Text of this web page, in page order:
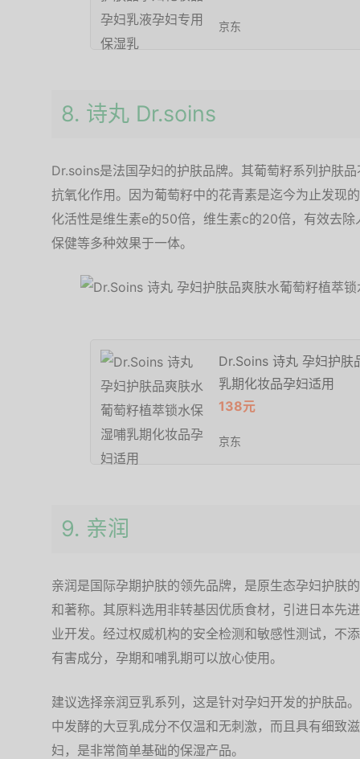
京东
8. 诗丸 Dr.soins
Dr.soins是法国孕妇的护肤品牌。其葡萄籽系列护肤
抗氧化作用。因为葡萄籽中的花青素是迄今为止发现
化活性是维生素e的50倍，维生素c的20倍，有效去
保健等多种效果于一体。
Dr.Soins 诗丸 孕妇护肤
乳期化妆品孕妇适用
138元
京东
9. 亲润
亲润是国际孕期护肤的领先品牌，是原生态孕妇护肤
和著称。其原料选用非转基因优质食材，引进日本先
业开发。经过权威机构的安全检测和敏感性测试，不
有害成分，孕期和哺乳期可以放心使用。
建议选择亲润豆乳系列，这是针对孕妇开发的护肤品
中发酵的大豆乳成分不仅温和无刺激，而且具有细致
妇，是非常简单基础的保湿产品。